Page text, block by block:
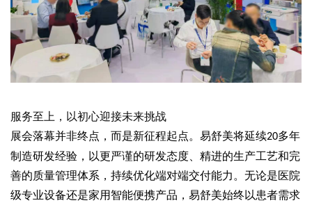
服务至上，以初心迎接未来挑战
展会落幕并非终点，而是新征程起点。易舒美将延续20多年
制造研发经验，以更严谨的研发态度、精进的生产工艺和完
善的质量管理体系，持续优化端对端交付能力。无论是医院
级专业设备还是家用智能便携产品，易舒美始终以患者需求